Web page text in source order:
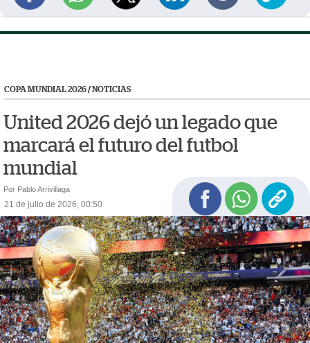
COPA MUNDIAL 2026/NOTICIAS
United 2026 dejó un legado que
marcará el futuro del futbol
mundial
Por Pablo Arrivillaga
21 de julio de 2026, 00:50